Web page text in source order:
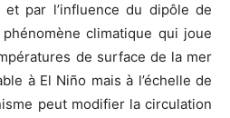
et par l’influence du dipôle de
climatique qui joue
de surface de la mer
à El Niño mais à l’échelle de
peut modifier la circulation